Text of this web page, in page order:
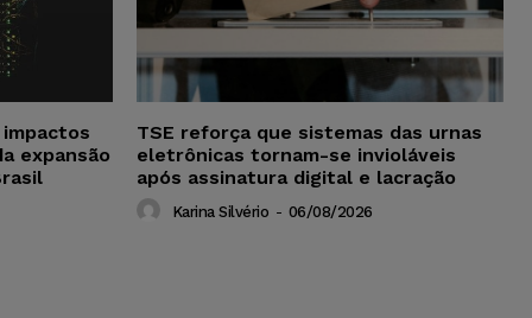
expansão
TSE reforça que sistemas das urnas
eletrônicas tornam-se invioláveis
após assinatura digital e lacração
Karina Silvério - 06/08/2026